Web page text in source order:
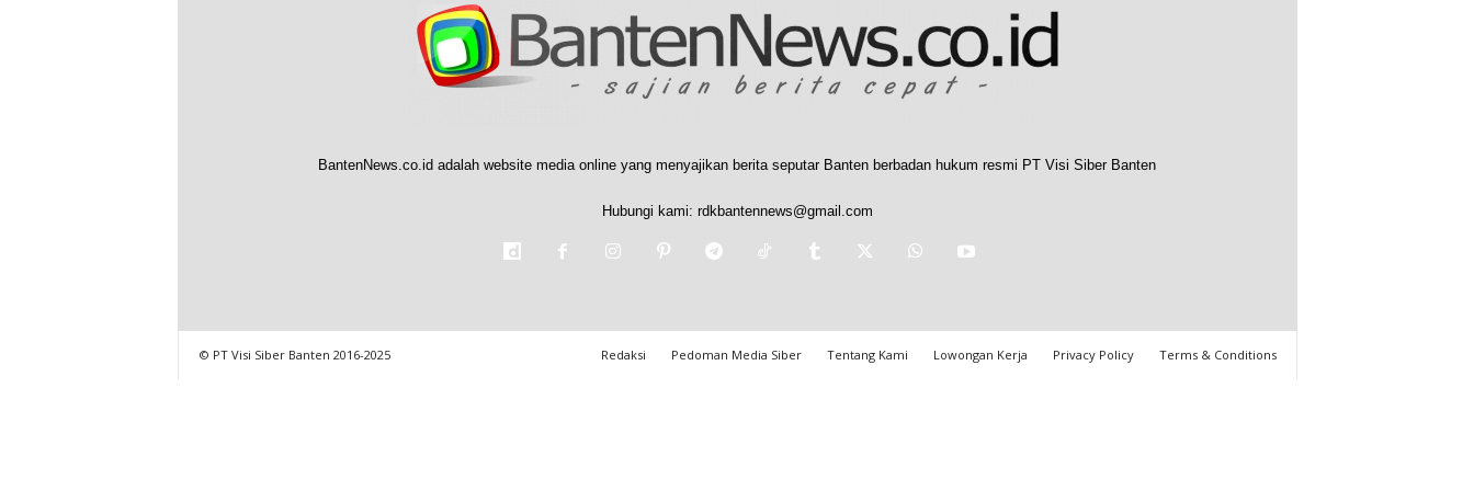
BantenNews.co.id adalah website media online yang menyajikan berita seputar Banten berbadan hukum resmi PT Visi Siber Banten
Hubungi kami: rdkbantennews@gmail.com
Redaksi Pedoman Media Siber Tentang Kami Lowongan Kerja Privacy Policy Terms & Conditions
© PT Visi Siber Banten 2016-2025